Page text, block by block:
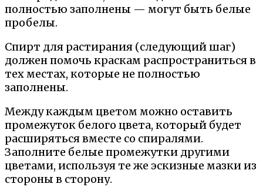
полностью заполнены — могут быть белые
пробелы.
Спирт для растирания (следующий шаг)
должен помочь краскам распространиться в
тех местах, которые не полностью
заполнены.
Между каждым цветом можно оставить
промежуток белого цвета, который будет
расширяться вместе со спиралями.
Заполните белые промежутки другими
цветами, используя те же эскизные мазки из
стороны в сторону.